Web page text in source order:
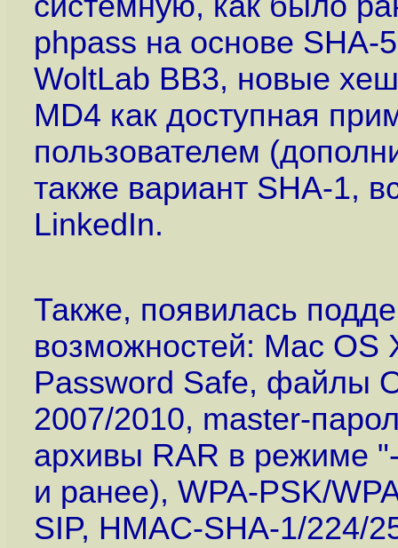
phpass на основе SHA-
WoltLab BB3, новые
MD4 как доступная
пользователем
также вариант SHA-1,
LinkedIn.
Также, появилась
возможностей: Mac OS
Password Safe, файлы
2007/2010, master-
архивы RAR в режиме
и ранее), WPA-PSK/
SIP, HMAC-SHA-1/224/